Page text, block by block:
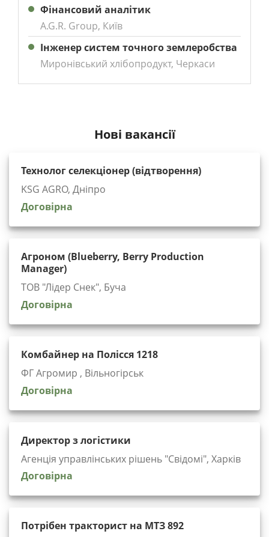
Фінансовий аналітик
A.G.R. Group, Київ
Інженер систем точного землеробства
Миронівський хлібопродукт, Черкаси
Нові вакансії
Технолог селекціонер (відтворення)
KSG AGRO, Дніпро
Договірна
Агроном (Blueberry, Berry Production
Manager)
ТОВ "Лідер Снек", Буча
Договірна
Комбайнер на Полісся 1218
ФГ Агромир , Вільногірськ
Договірна
Директор з логістики
Агенція управлінських рішень "Cвідомі", Харків
Договірна
Потрібен тракторист на МТЗ 892